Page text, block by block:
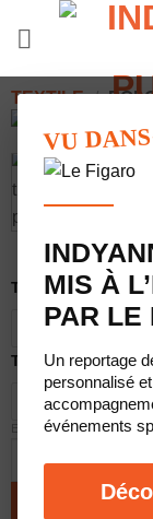
VU DANS
MIS À
PAR LE
Un reportage
personnalisé
événements
TEXTILE /
Taille
M L XL
Type de marquage
DTF quadrichromie
EFFACER